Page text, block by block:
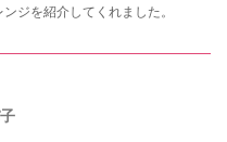
ジを紹介してくれました。